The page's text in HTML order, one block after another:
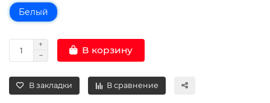
Белый
В корзину
В закладки В сравнение